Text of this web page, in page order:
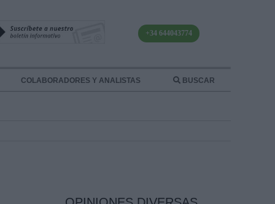
+34 644043774
COLABORADORES Y ANALISTAS BUSCAR